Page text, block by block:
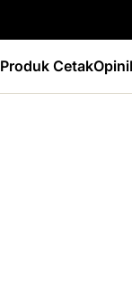
Produk CetakOpini